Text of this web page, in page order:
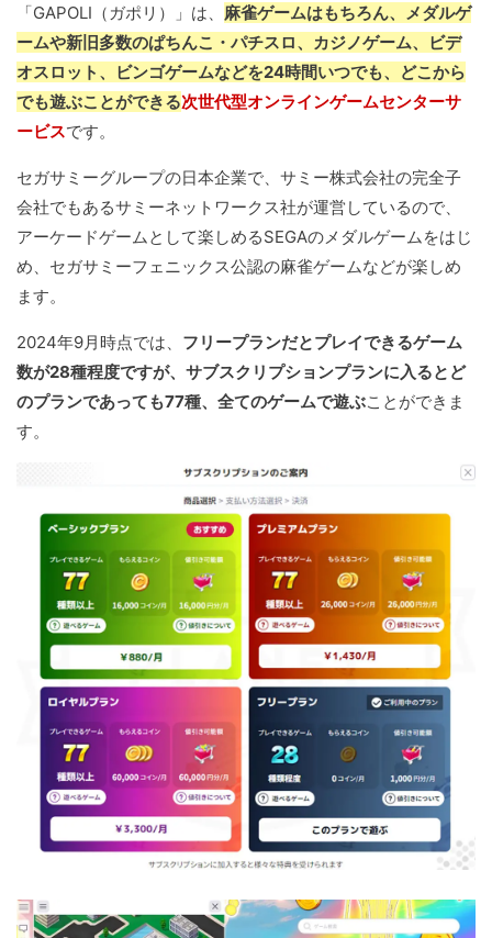
「GAPOLI（ガポリ）」は、 麻雀ゲームはもちろん、メダルゲ
ームや新旧多数のぱちんこ・パチスロ、カジノゲーム、ビデ
オスロット、ビンゴゲームなどを24時間いつでも、どこから
でも遊ぶことができる次世代型オンラインゲームセンターサ
ービスです。
セガサミーグループの日本企業で、サミー株式会社の完全子
会社でもあるサミーネットワークス社が運営しているので、
アーケードゲームとして楽しめるSEGAのメダルゲームをはじ
め、セガサミーフェニックス公認の麻雀ゲームなどが楽しめ
ます。
2024年9月時点では、 フリープランだとプレイできるゲーム
数が28種程度ですが、サブスクリプションプランに入るとど
のプランであっても77種、全てのゲームで遊ぶことができま
す。